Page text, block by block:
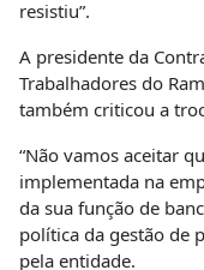
resistiu”.
A presidente da
Trabalhadores do
também criticou a
“Não vamos aceitar
implementada na
da sua função de
política da gestão de
pela entidade.